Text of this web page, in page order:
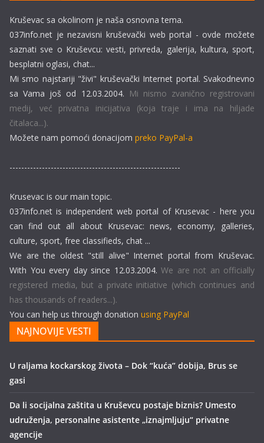
Kruševac sa okolinom je naša osnovna tema.
037info.net je nezavisni kruševački web portal - ovde možete
saznati sve o Kruševcu: vesti, privreda, galerija, kultura, sport,
besplatni oglasi, chat...
Mi smo najstariji "živi" kruševački Internet portal. Svakodnevno
sa Vama još od 12.03.2004. Mi nismo zvanično registrovani
medij, već privatna inicijativa (koja traje i ima na hiljade
čitalaca...).
Možete nam pomoći donacijom preko PayPal-a
----------------------------------------------------------
Krusevac is our main topic.
037info.net is independent web portal of Krusevac - here you
can find out all about Krusevac: news, economy, galleries,
culture, sport, free classifieds, chat ...
We are the oldest "still alive" Internet portal from Kruševac.
With You every day since 12.03.2004. We are not an officially
registered media, but a private initiative (which continues and
has thousands of readers...).
You can help us through donation using PayPal
NAJNOVIJE VESTI
U raljama kockarskog života – Dok “kuća” dobija, Brus se
gasi
Da li socijalna zaštita u Kruševcu postaje biznis? Umesto
udruženja, personalne asistente „iznajmljuju“ privatne
agencije